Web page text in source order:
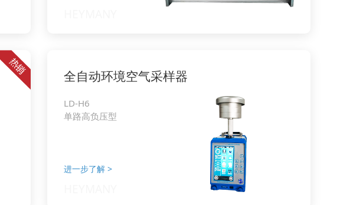
全自动环境空气采样器
LD-H6
单路高负压型
进一步了解>